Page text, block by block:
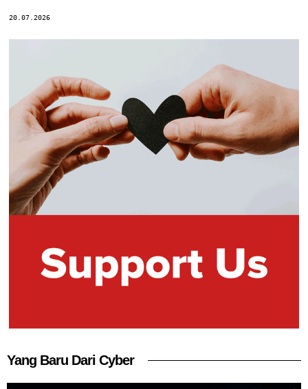
20.07.2026
Yang Baru Dari Cyber